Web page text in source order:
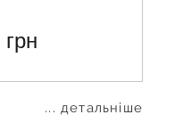
грн
... детальніше